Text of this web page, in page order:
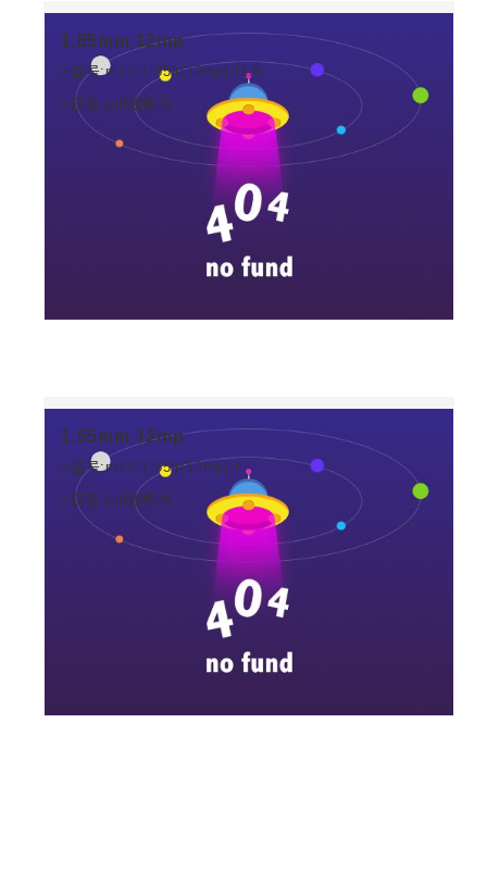
1.85mm 12mp
>型号:m12-1.85ir(12mp)-f1.8
>获取:pdf规格书
1.55mm 12mp
>型号:m12-1.55ir(12mp)-f
>获取:pdf规格书